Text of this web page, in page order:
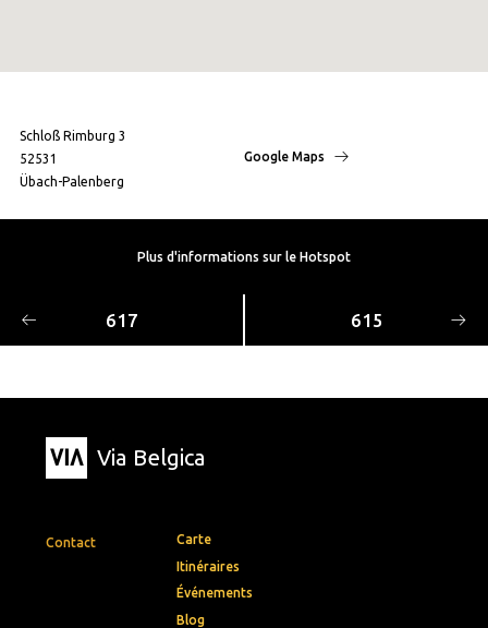
Schloß Rimburg 3
52531
Übach-Palenberg
Google Maps
Plus d'informations sur le Hotspot
617 615
Via Belgica
Contact
Carte
Itinéraires
Événements
Blog